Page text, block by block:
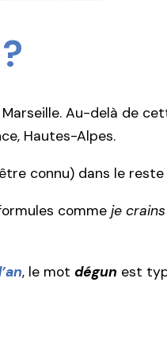
?
Au-delà de
Hautes-Alpes.
connu) dans le
comme je
, le mot dégun est